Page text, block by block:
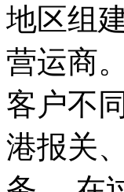
地区组
营运商
客户不
港报关